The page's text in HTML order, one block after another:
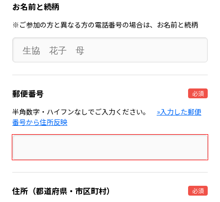
お名前と続柄
※ご参加の方と異なる方の電話番号の場合は、お名前と続柄
郵便番号 必須
半角数字・ハイフンなしでご入力ください。 »入力した郵便
番号から住所反映
住所（都道府県・市区町村） 必須